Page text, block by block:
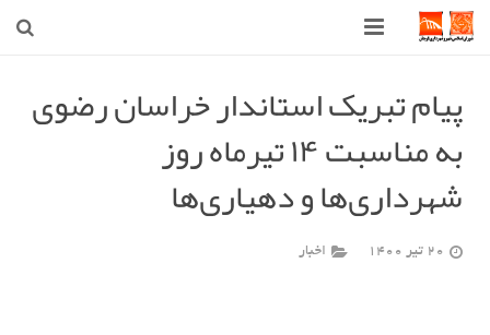
شهرداری
پیام تبریک استاندار خراسان رضوی
به مناسبت ۱۴ تیرماه روز
شهرداری‌ها و دهیاری‌ها
20 تیر 1400 اخبار